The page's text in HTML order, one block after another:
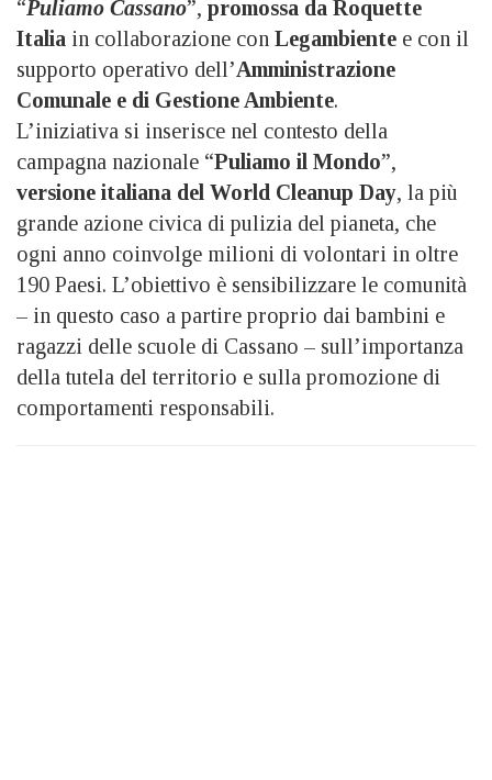
“Puliamo Cassano”, promossa da Roquette
Italia in collaborazione con Legambiente e con il
supporto operativo dell’Amministrazione
Comunale e di Gestione Ambiente.
L’iniziativa si inserisce nel contesto della
campagna nazionale “Puliamo il Mondo”,
versione italiana del World Cleanup Day, la più
grande azione civica di pulizia del pianeta, che
ogni anno coinvolge milioni di volontari in oltre
190 Paesi. L’obiettivo è sensibilizzare le comunità
– in questo caso a partire proprio dai bambini e
ragazzi delle scuole di Cassano – sull’importanza
della tutela del territorio e sulla promozione di
comportamenti responsabili.